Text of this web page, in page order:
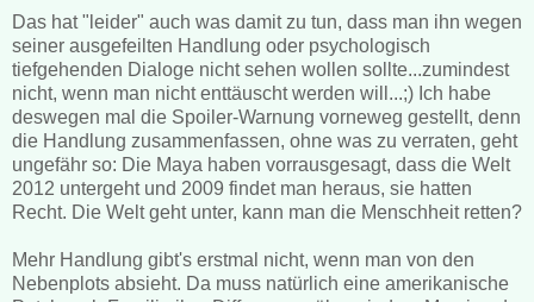
Das hat "leider" auch was damit zu tun, dass man ihn wegen
seiner ausgefeilten Handlung oder psychologisch
tiefgehenden Dialoge nicht sehen wollen sollte...zumindest
nicht, wenn man nicht enttäuscht werden will...;) Ich habe
deswegen mal die Spoiler-Warnung vorneweg gestellt, denn
die Handlung zusammenfassen, ohne was zu verraten, geht
ungefähr so: Die Maya haben vorrausgesagt, dass die Welt
2012 untergeht und 2009 findet man heraus, sie hatten
Recht. Die Welt geht unter, kann man die Menschheit retten?
Mehr Handlung gibt's erstmal nicht, wenn man von den
Nebenplots absieht. Da muss natürlich eine amerikanische